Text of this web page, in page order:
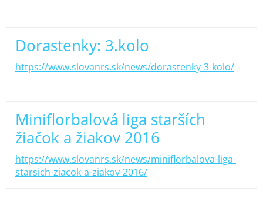
Dorastenky: 3.kolo
https://www.slovanrs.sk/news/dorastenky-3-kolo/
Miniflorbalová liga starších
žiačok a žiakov 2016
https://www.slovanrs.sk/news/miniflorbalova-liga-
starsich-ziacok-a-ziakov-2016/